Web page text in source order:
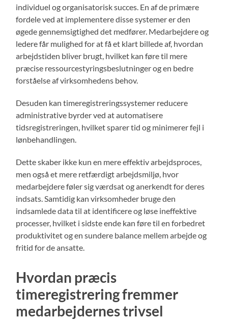
individuel og organisatorisk succes. En af de primære
fordele ved at implementere disse systemer er den
øgede gennemsigtighed det medfører. Medarbejdere og
ledere får mulighed for at få et klart billede af, hvordan
arbejdstiden bliver brugt, hvilket kan føre til mere
præcise ressourcestyringsbeslutninger og en bedre
forståelse af virksomhedens behov.
Desuden kan timeregistreringssystemer reducere
administrative byrder ved at automatisere
tidsregistreringen, hvilket sparer tid og minimerer fejl i
lønbehandlingen.
Dette skaber ikke kun en mere effektiv arbejdsproces,
men også et mere retfærdigt arbejdsmiljø, hvor
medarbejdere føler sig værdsat og anerkendt for deres
indsats. Samtidig kan virksomheder bruge den
indsamlede data til at identificere og løse ineffektive
processer, hvilket i sidste ende kan føre til en forbedret
produktivitet og en sundere balance mellem arbejde og
fritid for de ansatte.
Hvordan præcis
timeregistrering fremmer
medarbejdernes trivsel